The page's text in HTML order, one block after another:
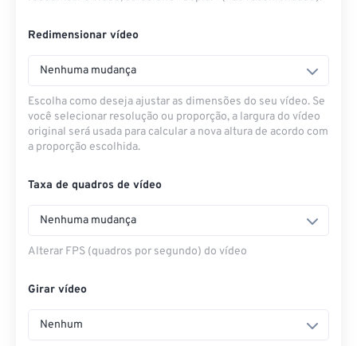
Redimensionar vídeo
Nenhuma mudança
Escolha como deseja ajustar as dimensões do seu vídeo. Se
você selecionar resolução ou proporção, a largura do vídeo
original será usada para calcular a nova altura de acordo com
a proporção escolhida.
Taxa de quadros de vídeo
Nenhuma mudança
Alterar FPS (quadros por segundo) do vídeo
Girar vídeo
Nenhum